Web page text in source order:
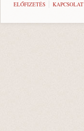
ELŐFIZETÉS KAPCSOLAT